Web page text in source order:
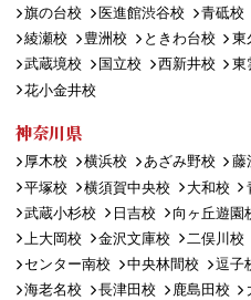
旗の台校
医進館渋谷校 青砥校
綾瀬校
豊洲校 ときわ台校 東
武蔵境校
国立校 西新井校 東
花小金井校
神奈川県
厚木校 横浜校 あざみ野校 藤
平塚校
横須賀中央校 大和校
武蔵小杉校
日吉校 向ヶ丘遊園
上大岡校
金沢文庫校 二俣川校
センター南校
中央林間校 逗子
海老名校
長津田校 鹿島田校